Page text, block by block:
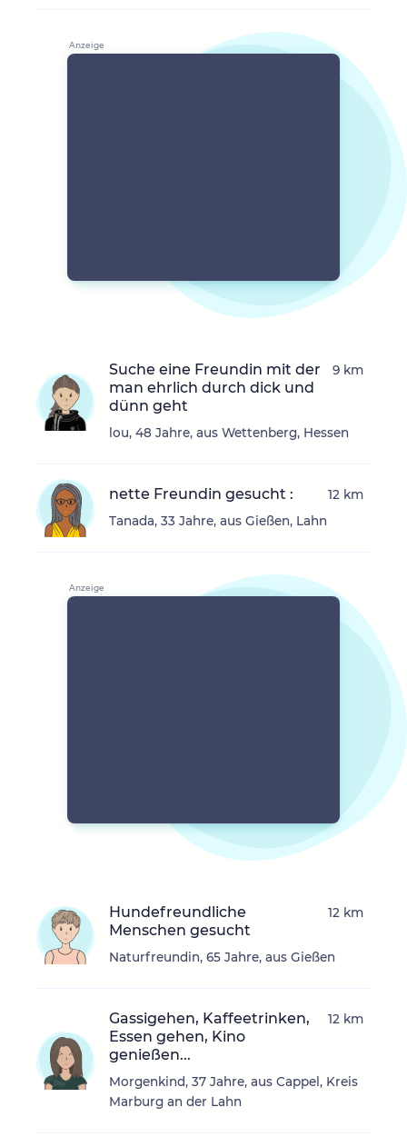
Suche eine Freundin mit der
man ehrlich durch dick und
dünn geht
lou, 48 Jahre, aus Wettenberg, Hessen
9 km
nette Freundin gesucht :
Tanada, 33 Jahre, aus Gießen, Lahn
12 km
Hundefreundliche
Menschen gesucht
Naturfreundin, 65 Jahre, aus Gießen
12 km
Gassigehen, Kaffeetrinken,
Essen gehen, Kino
genießen...
Morgenkind, 37 Jahre, aus Cappel, Kreis
Marburg an der Lahn
12 km